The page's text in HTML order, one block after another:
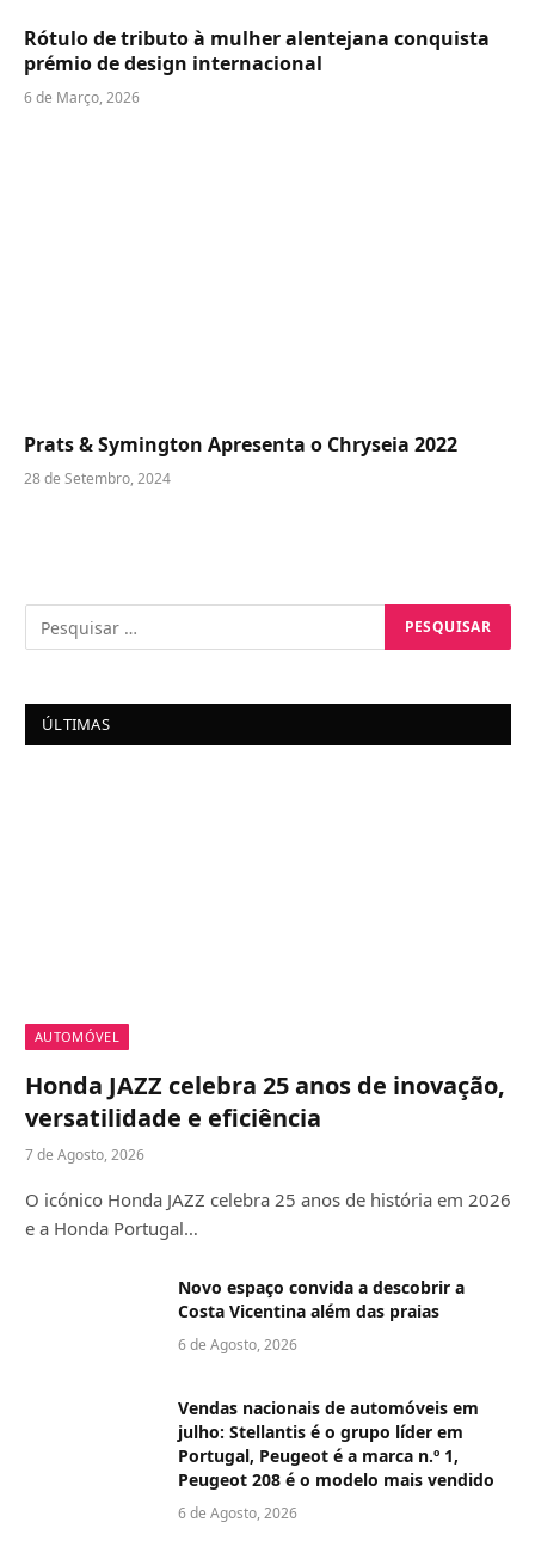
Rótulo de tributo à mulher alentejana conquista
prémio de design internacional
6 de Março, 2026
Prats & Symington Apresenta o Chryseia 2022
28 de Setembro, 2024
ÚLTIMAS
AUTOMÓVEL
Honda JAZZ celebra 25 anos de inovação,
versatilidade e eficiência
7 de Agosto, 2026
O icónico Honda JAZZ celebra 25 anos de história em 2026
e a Honda Portugal…
Novo espaço convida a descobrir a
Costa Vicentina além das praias
6 de Agosto, 2026
Vendas nacionais de automóveis em
julho: Stellantis é o grupo líder em
Portugal, Peugeot é a marca n.º 1,
Peugeot 208 é o modelo mais vendido
6 de Agosto, 2026